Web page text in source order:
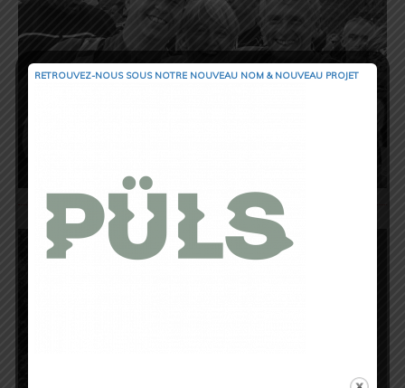
RETROUVEZ-NOUS SOUS NOTRE NOUVEAU NOM & NOUVEAU PROJET